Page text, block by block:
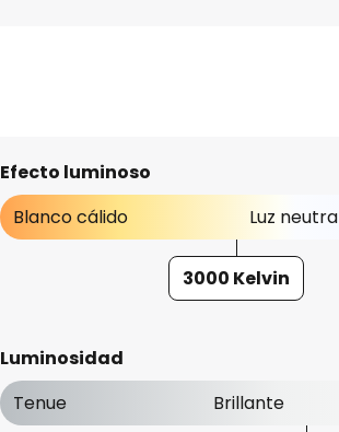
Efecto luminoso
Blanco cálido
Luz neutra
3000 Kelvin
Luminosidad
Tenue
Brillante